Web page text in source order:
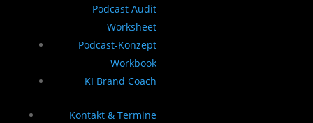
Podcast Audit
Worksheet
Podcast-Konzept
Workbook
KI Brand Coach
Kontakt & Termine